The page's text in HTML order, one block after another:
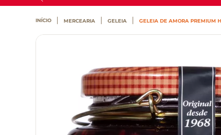
MERCEARIA GELEIA GELEIA DE AMORA PREMIUM